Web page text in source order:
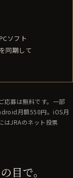
ソフト
同期して
応募は無料です。一部
月額550円。iOS月
はJRAのネット投票
目で。